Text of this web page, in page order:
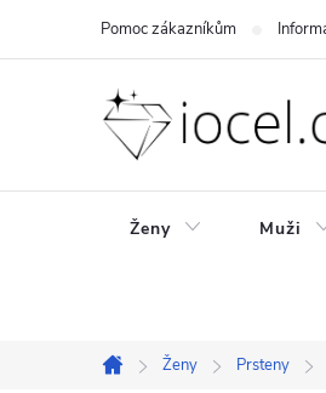
Pomoc zákazníkům
Ženy Muži
Domů
Ženy Prsteny